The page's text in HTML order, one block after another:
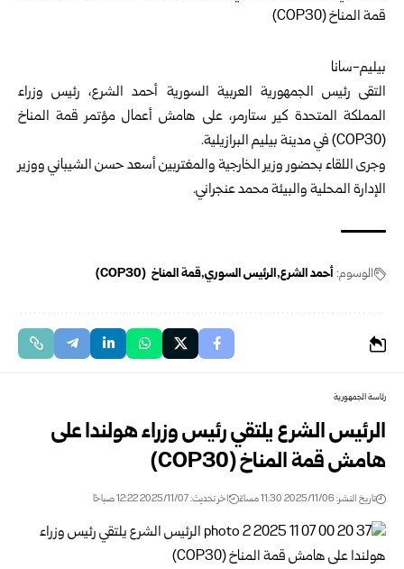
بيليم-سانا
التقى رئيس الجمهورية العربية السورية أحمد الشرع، رئيس وزراء
المملكة المتحدة كير ستارمر، على هامش أعمال مؤتمر قمة المناخ
(COP30) في مدينة بيليم البرازيلية.
وجرى اللقاء بحضور وزير الخارجية والمغتربين أسعد حسن الشيباني ووزير
الإدارة المحلية والبيئة محمد عنجراني.
الوسوم: أحمد الشرع الرئيس السوري قمة المناخ (COP30)
رئاسة الجمهورية
الرئيس الشرع يلتقي رئيس وزراء هولندا على
هامش قمة المناخ (COP30)
تاريخ النشر: 2025/11/06 11:30 مساءً اخر تحديث: 2025/11/07 12:22 صباحًا